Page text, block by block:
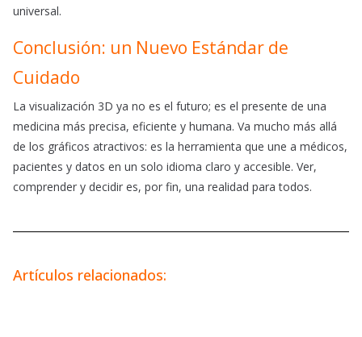
universal.
Conclusión: un Nuevo Estándar de
Cuidado
La visualización 3D ya no es el futuro; es el presente de una
medicina más precisa, eficiente y humana. Va mucho más allá
de los gráficos atractivos: es la herramienta que une a médicos,
pacientes y datos en un solo idioma claro y accesible. Ver,
comprender y decidir es, por fin, una realidad para todos.
Artículos relacionados: